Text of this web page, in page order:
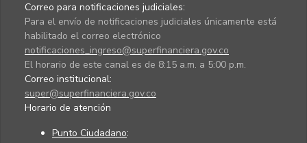
Correo para notificaciones judiciales:
Para el envío de notificaciones judiciales únicamente está
habilitado el correo electrónico
notificaciones_ingreso@superfinanciera.gov.co
El horario de este canal es de 8:15 a.m. a 5:00 p.m.
Correo institucional:
super@superfinanciera.gov.co
Horario de atención
Punto Ciudadano: